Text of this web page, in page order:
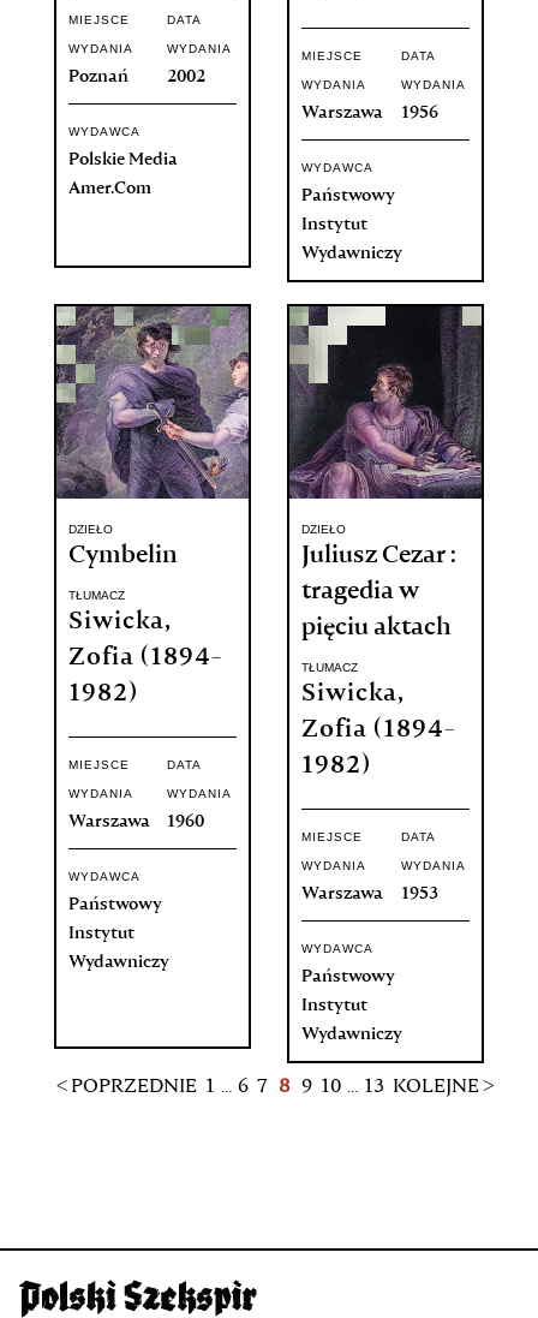
MIEJSCE
WYDANIA
Poznań
DATA
WYDANIA
2002
WYDAWCA
Polskie Media
Amer.Com
MIEJSCE
WYDANIA
Warszawa
DATA
WYDANIA
1956
WYDAWCA
Państwowy
Instytut
Wydawniczy
DZIEŁO
Cymbelin
TŁUMACZ
Siwicka,
Zofia (1894-
1982)
MIEJSCE
WYDANIA
Warszawa
DATA
WYDANIA
1960
WYDAWCA
Państwowy
Instytut
Wydawniczy
DZIEŁO
Juliusz Cezar :
tragedia w
pięciu aktach
TŁUMACZ
Siwicka,
Zofia (1894-
1982)
MIEJSCE
WYDANIA
Warszawa
DATA
WYDANIA
1953
WYDAWCA
Państwowy
Instytut
Wydawniczy
< POPRZEDNIE 1 ... 6 7 8 9 10 ... 13 KOLEJNE >